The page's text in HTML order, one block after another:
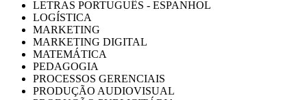
LETRAS PORTUGUÊS - ESPANHOL
LOGÍSTICA
MARKETING
MARKETING DIGITAL
MATEMÁTICA
PEDAGOGIA
PROCESSOS GERENCIAIS
PRODUÇÃO AUDIOVISUAL